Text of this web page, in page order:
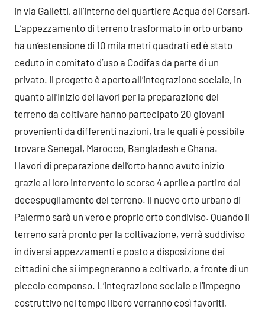
in via Galletti, all’interno del quartiere Acqua dei Corsari.
L’appezzamento di terreno trasformato in orto urbano
ha un’estensione di 10 mila metri quadrati ed è stato
ceduto in comitato d’uso a Codifas da parte di un
privato. Il progetto è aperto all’integrazione sociale, in
quanto all’inizio dei lavori per la preparazione del
terreno da coltivare hanno partecipato 20 giovani
provenienti da differenti nazioni, tra le quali è possibile
trovare Senegal, Marocco, Bangladesh e Ghana.
I lavori di preparazione dell’orto hanno avuto inizio
grazie al loro intervento lo scorso 4 aprile a partire dal
decespugliamento del terreno. Il nuovo orto urbano di
Palermo sarà un vero e proprio orto condiviso. Quando il
terreno sarà pronto per la coltivazione, verrà suddiviso
in diversi appezzamenti e posto a disposizione dei
cittadini che si impegneranno a coltivarlo, a fronte di un
piccolo compenso. L’integrazione sociale e l’impegno
costruttivo nel tempo libero verranno così favoriti,